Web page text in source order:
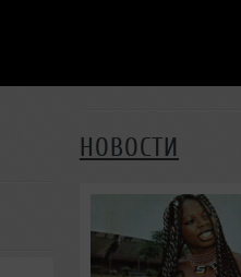
НОВОСТИ